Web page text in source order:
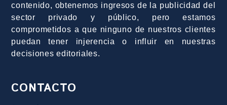
contenido, obtenemos ingresos de la publicidad del
sector privado y público, pero estamos
comprometidos a que ninguno de nuestros clientes
puedan tener injerencia o influir en nuestras
decisiones editoriales.
CONTACTO